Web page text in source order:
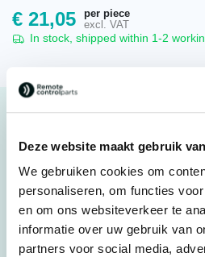
Deze website maakt gebruik
We gebruiken cookies om
personaliseren, om functies
en om ons websiteverkeer te
informatie over uw gebruik van
partners voor social media,
€ 21,05
per piece
excl. VAT
In stock, shipped within 1-2
Description
Apollo® stop button
Original spare part
Specifications